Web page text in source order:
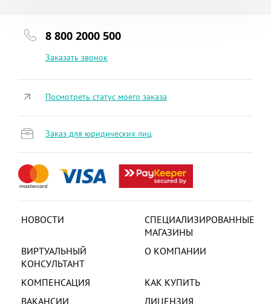
8 800 2000 500
Заказать звонок
НОВОСТИ
СПЕЦИАЛИЗИРОВАННЫЕ
МАГАЗИНЫ
ВИРТУАЛЬНЫЙ
КОНСУЛЬТАНТ
О КОМПАНИИ
КОМПЕНСАЦИЯ
КАК КУПИТЬ
ВАКАНСИИ
ЛИЦЕНЗИЯ
Посмотреть статус моего заказа
Заказ для юридических лиц